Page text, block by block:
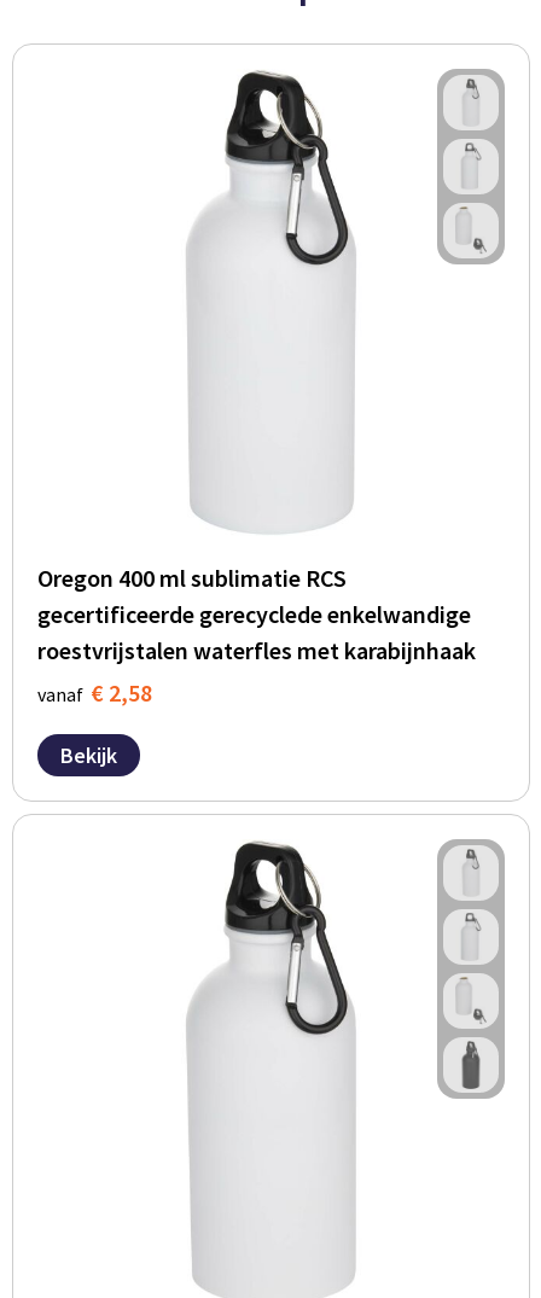
Oregon 400 ml sublimatie RCS
gecertificeerde gerecyclede enkelwandige
roestvrijstalen waterfles met karabijnhaak
vanaf € 2,58
Bekijk